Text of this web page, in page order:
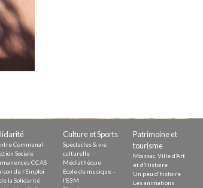
Communal
Sociale
CCAS
de l’Emploi
la Solidarité
Culture et Sports
Spectacles & vie
culturelle
Médiathèque
Ecole de musique –
l’E3M
Patrimoine et
tourisme
Moissac, Ville d’Art
et d’Histoire
Un peu d’histoire
Les animations